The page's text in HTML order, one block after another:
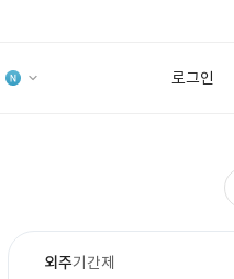
로그인
‘이런 거’ 만들어본
개발 회사 있어?
바로가기
외주기간제